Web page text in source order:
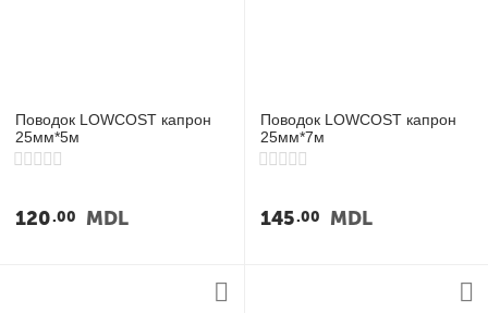
Поводок LOWCOST капрон
25мм*5м
120 00 MDL
Поводок LOWCOST капрон
25мм*7м
145 00 MDL